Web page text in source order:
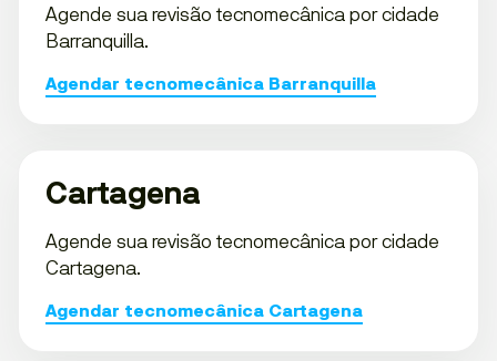
Agende sua revisão tecnomecânica por cidade
Barranquilla.
Agendar tecnomecânica Barranquilla
Cartagena
Agende sua revisão tecnomecânica por cidade
Cartagena.
Agendar tecnomecânica Cartagena